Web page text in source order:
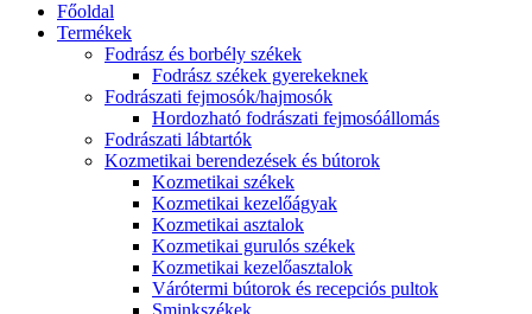
Főoldal
Termékek
Fodrász és borbély székek
Fodrász székek gyerekeknek
Fodrászati fejmosók/hajmosók
Hordozható fodrászati fejmosóállomás
Fodrászati lábtartók
Kozmetikai berendezések és bútorok
Kozmetikai székek
Kozmetikai kezelőágyak
Kozmetikai asztalok
Kozmetikai gurulós székek
Kozmetikai kezelőasztalok
Várótermi bútorok és recepciós pultok
Sminkszékek